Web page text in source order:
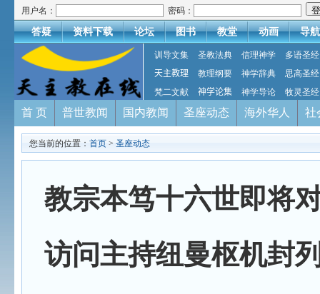
用户名： 密码：
答疑 资料下载 论坛 图书 教堂 动画 导航
训导文集 圣教法典 信理神学
多语圣经
天主教理
教理纲要 神学辞典
思高圣经
梵二文献
神学论集 神学导论 牧灵圣经
首 页 普世教闻 国内教闻 圣座动态 海外华人 社
您当前的位置： 首页 > 圣座动态
教宗本笃十六世即将
访问主持纽曼枢机封